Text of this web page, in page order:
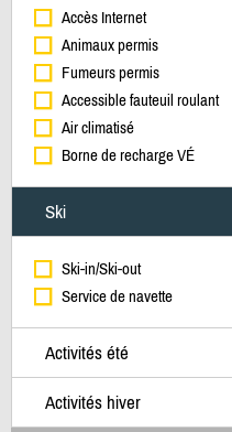
Accès Internet
Animaux permis
Fumeurs permis
Accessible fauteuil roulant
Air climatisé
Borne de recharge VÉ
Ski
Ski-in/Ski-out
Service de navette
Activités été
Activités hiver